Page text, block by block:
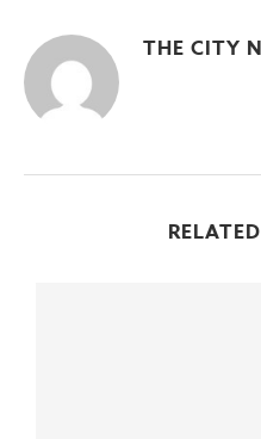
THE CITY